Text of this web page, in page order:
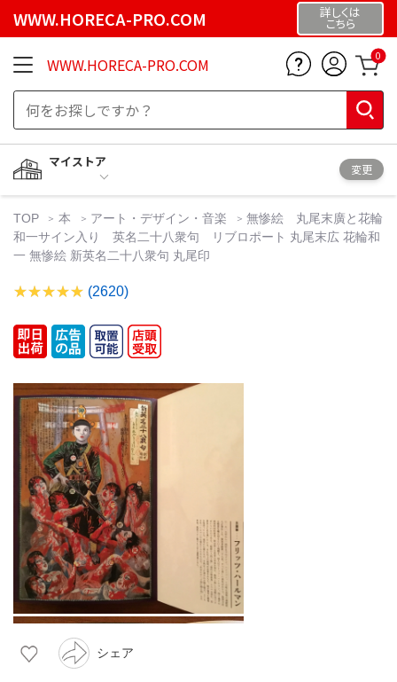
WWW.HORECA-PRO.COM 詳しくは
こちら
WWW.HORECA-PRO.COM 0
マイストア
変更
TOP 本 アート・デザイン・音楽
無惨絵 丸尾末廣と花輪
和一サイン入り 英名二十八衆句 リブロポート 丸尾末広 花輪和
一 無惨絵 新英名二十八衆句 丸尾印
(2620)
シェア